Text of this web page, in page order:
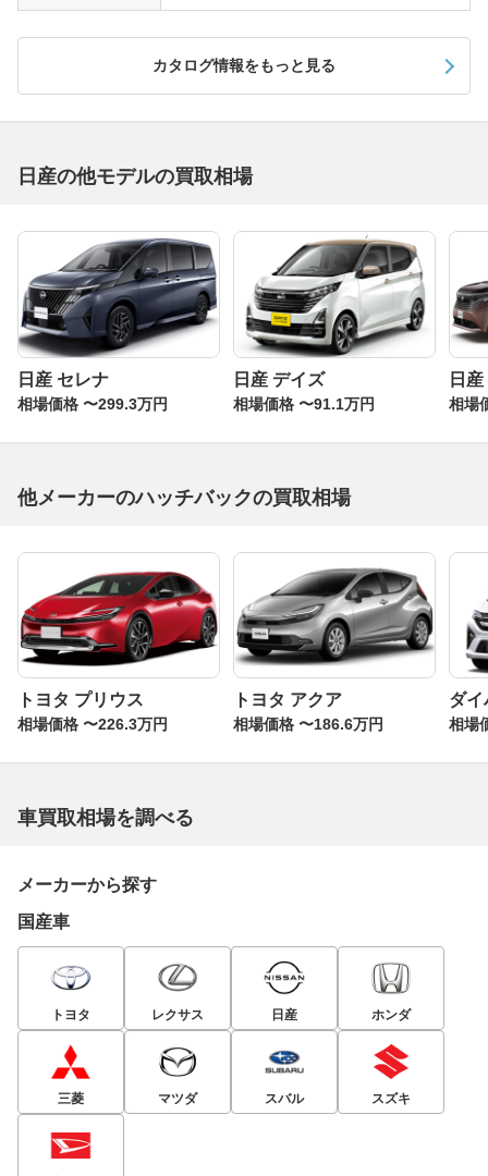
内蔵ドアミラー、サイドシルプロテクターなどで外装をブ
ラッシュアップ。ボディ色にはAUTECH専用としてオー
ロラフレアブルーパール、通称AUTECH BLUEが用意さ
れます。また、内装にもブルーステッチが入る専用の本革
巻きステアリングホイールやスエード調トリコットシート
CHで、ぜひ一括査定を試してみてください。
カタログ情報をもっと見る
日産の他モデルの買取相場
日産 セレナ
相場価格 〜299.3万円
日産 デイズ
相場価格 〜91.1万円
日
相場
他メーカーのハッチバックの買取相場
トヨタ プリウス
相場価格 〜226.3万円
トヨタ アクア
相場価格 〜186.6万円
ダイ
相場
車買取相場を調べる
メーカーから探す
国産車
トヨタ レクサス 日産 ホンダ
三菱 マツダ スバル スズキ